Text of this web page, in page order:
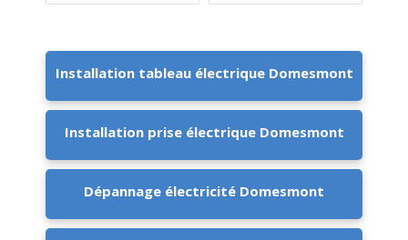
Installation tableau électrique Domesmont
Installation prise électrique Domesmont
Dépannage électricité Domesmont